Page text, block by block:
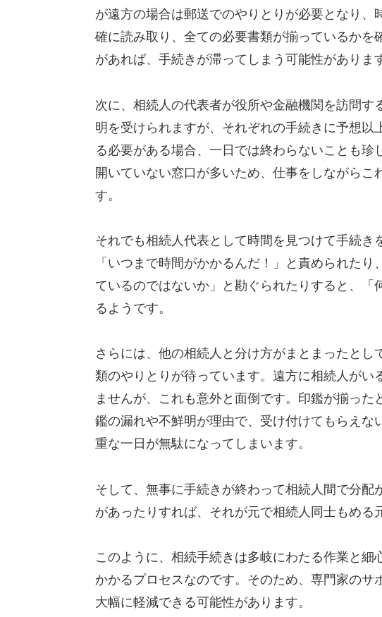
が遠方の場合は郵送でのやりとりが必要となり、
確に読み取り、全ての必要書類が揃っているかを
があれば、手続きが滞ってしまう可能性がありま
次に、相続人の代表者が役所や金融機関を訪問す
明を受けられますが、それぞれの手続きに予想以
る必要がある場合、一日では終わらないことも
開いていない窓口が多いため、仕事をしながら
す。
それでも相続人代表として時間を見つけて手続き
「いつまで時間がかかるんだ！」と責められた
ているのではないか」と勘ぐられたりすると、「
るようです。
さらには、他の相続人と分け方がまとまったと
類のやりとりが待っています。遠方に相続人がい
ませんが、これも意外と面倒です。印鑑が揃っ
鑑の漏れや不鮮明が理由で、受け付けてもらえな
重な一日が無駄になってしまいます。
そして、無事に手続きが終わって相続人間で分配
があったりすれば、それが元で相続人同士もめる
このように、相続手続きは多岐にわたる作業と
かかるプロセスなのです。そのため、専門家のサ
大幅に軽減できる可能性があります。